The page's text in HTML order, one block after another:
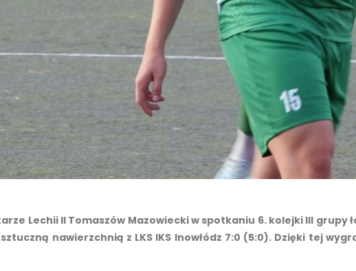
Lechii II Tomaszów Mazowiecki w spotkaniu 6. kolejki III grupy
nawierzchnią z LKS IKS Inowłódz 7:0 (5:0). Dzięki tej